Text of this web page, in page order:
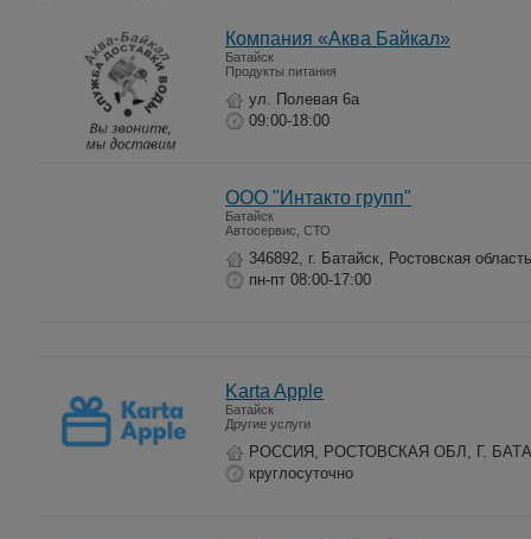
Компания «Аква Байкал»
Батайск
Продукты питания
ул. Полевая 6а
09:00-18:00
ООО "Интакто групп"
Батайск
Автосервис, СТО
346892, г. Батайск, Ростовская
пн-пт 08:00-17:00
Karta Apple
Батайск
Другие услуги
РОССИЯ, РОСТОВСКАЯ ОБЛ, Г.
круглосуточно